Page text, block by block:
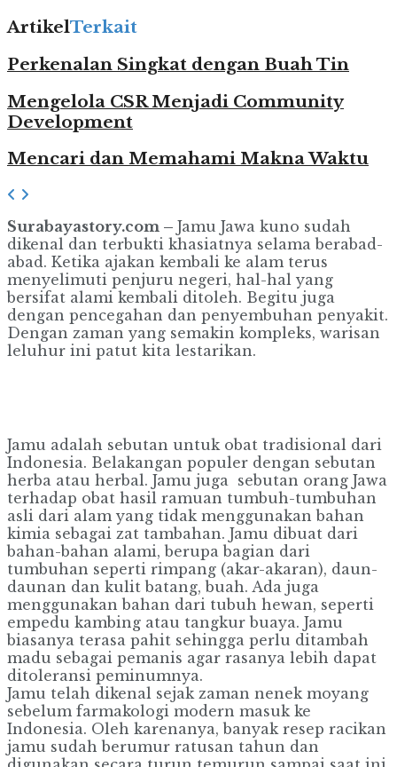
ArtikelTerkait
Perkenalan Singkat dengan Buah Tin
Mengelola CSR Menjadi Community
Development
Mencari dan Memahami Makna Waktu
Surabayastory.com – Jamu Jawa kuno sudah
dikenal dan terbukti khasiatnya selama berabad-
abad. Ketika ajakan kembali ke alam terus
menyelimuti penjuru negeri, hal-hal yang
bersifat alami kembali ditoleh. Begitu juga
dengan pencegahan dan penyembuhan penyakit.
Dengan zaman yang semakin kompleks, warisan
leluhur ini patut kita lestarikan.
Jamu adalah sebutan untuk obat tradisional dari
Indonesia. Belakangan populer dengan sebutan
herba atau herbal. Jamu juga sebutan orang Jawa
terhadap obat hasil ramuan tumbuh-tumbuhan
asli dari alam yang tidak menggunakan bahan
kimia sebagai zat tambahan. Jamu dibuat dari
bahan-bahan alami, berupa bagian dari
tumbuhan seperti rimpang (akar-akaran), daun-
daunan dan kulit batang, buah. Ada juga
menggunakan bahan dari tubuh hewan, seperti
empedu kambing atau tangkur buaya. Jamu
biasanya terasa pahit sehingga perlu ditambah
madu sebagai pemanis agar rasanya lebih dapat
ditoleransi peminumnya.
Jamu telah dikenal sejak zaman nenek moyang
sebelum farmakologi modern masuk ke
Indonesia. Oleh karenanya, banyak resep racikan
jamu sudah berumur ratusan tahun dan